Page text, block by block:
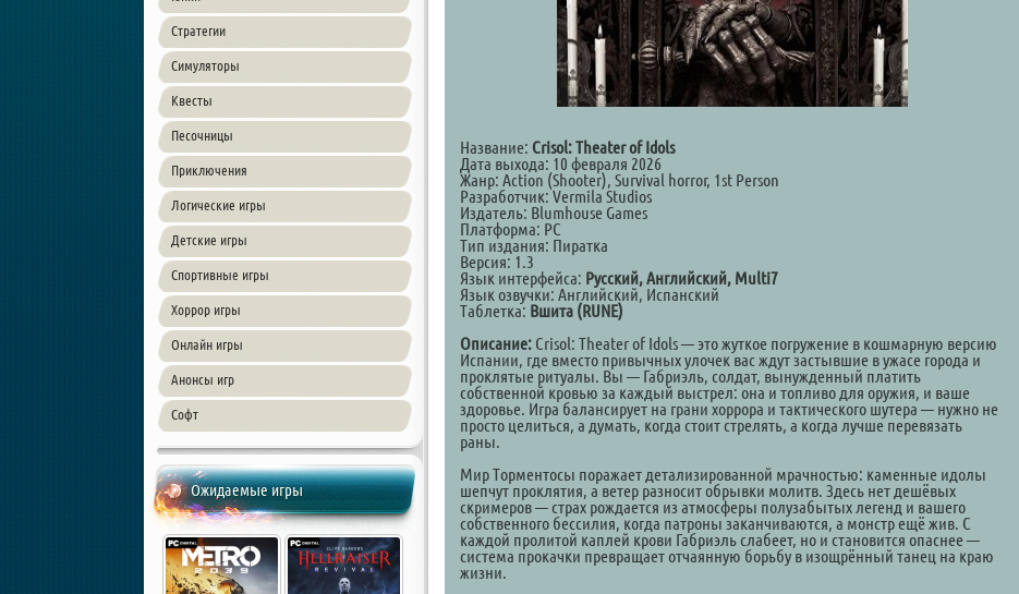
Стратегии
Симуляторы
Квесты
Песочницы
Приключения
Логические игры
Детские игры
Спортивные игры
Хоррор игры
Онлайн игры
Анонсы игр
Софт
Ожидаемые игры
Название: Crisol: Theater of Idols
Дата выхода: 10 февраля 2026
Жанр: Action (Shooter), Survival horror, 1st Person
Разработчик: Vermila Studios
Издатель: Blumhouse Games
Платформа: PC
Тип издания: Пиратка
Версия: 1.3
Язык интерфейса: Русский, Английский, Multi7
Язык озвучки: Английский, Испанский
Таблетка: Вшита (RUNE)
Описание: Crisol: Theater of Idols — это жуткое погружение в кошмарную версию
Испании, где вместо привычных улочек вас ждут застывшие в ужасе города и
проклятые ритуалы. Вы — Габриэль, солдат, вынужденный платить
собственной кровью за каждый выстрел: она и топливо для оружия, и ваше
здоровье. Игра балансирует на грани хоррора и тактического шутера — нужно не
просто целиться, а думать, когда стоит стрелять, а когда лучше перевязать
раны.
Мир Торментосы поражает детализированной мрачностью: каменные идолы
шепчут проклятия, а ветер разносит обрывки молитв. Здесь нет дешёвых
скримеров — страх рождается из атмосферы полузабытых легенд и вашего
собственного бессилия, когда патроны заканчиваются, а монстр ещё жив. С
каждой пролитой каплей крови Габриэль слабеет, но и становится опаснее —
система прокачки превращает отчаянную борьбу в изощрённый танец на краю
жизни.